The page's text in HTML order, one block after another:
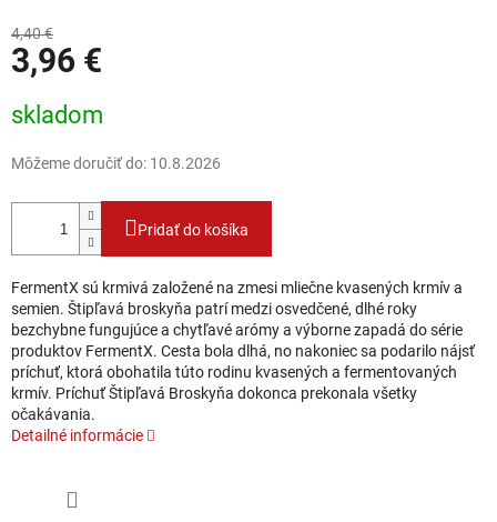
4,40 €
3,96 €
skladom
Môžeme doručiť do: 10.8.2026
Pridať do košíka
FermentX sú krmivá založené na zmesi mliečne kvasených krmív a
semien. Štipľavá broskyňa patrí medzi osvedčené, dlhé roky
bezchybne fungujúce a chytľavé arómy a výborne zapadá do série
produktov FermentX. Cesta bola dlhá, no nakoniec sa podarilo nájsť
príchuť, ktorá obohatila túto rodinu kvasených a fermentovaných
krmív. Príchuť Štipľavá Broskyňa dokonca prekonala všetky
očakávania.
Detailné informácie